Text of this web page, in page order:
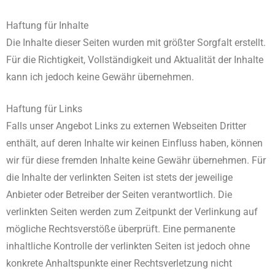
Haftung für Inhalte
Die Inhalte dieser Seiten wurden mit größter Sorgfalt erstellt.
Für die Richtigkeit, Vollständigkeit und Aktualität der Inhalte
kann ich jedoch keine Gewähr übernehmen.
Haftung für Links
Falls unser Angebot Links zu externen Webseiten Dritter
enthält, auf deren Inhalte wir keinen Einfluss haben, können
wir für diese fremden Inhalte keine Gewähr übernehmen. Für
die Inhalte der verlinkten Seiten ist stets der jeweilige
Anbieter oder Betreiber der Seiten verantwortlich. Die
verlinkten Seiten werden zum Zeitpunkt der Verlinkung auf
mögliche Rechtsverstöße überprüft. Eine permanente
inhaltliche Kontrolle der verlinkten Seiten ist jedoch ohne
konkrete Anhaltspunkte einer Rechtsverletzung nicht